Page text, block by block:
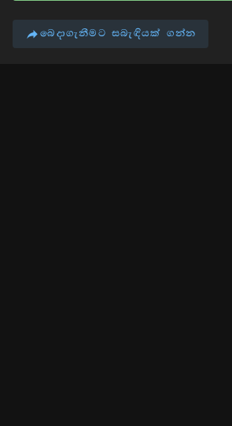
බෙදාගැනීමට සබැඳියක් ගන්න